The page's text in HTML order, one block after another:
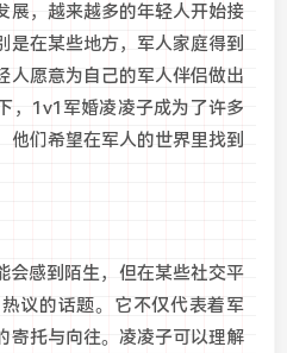
展，越来越多的年轻人开始接
是在某些地方，军人家庭得到
人愿意为自己的军人伴侣做出
，1v1军婚凌凌子成为了许多
他们希望在军人的世界里找到
会感到陌生，但在某些社交平
议的话题。它不仅代表着军
寄托与向往。凌凌子可以理解